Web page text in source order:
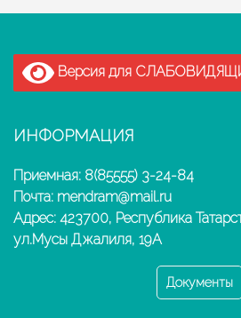
Версия для
ИНФОРМАЦИЯ
Приемная: 8(85555) 3-24-84
Почта: mendram@mail.ru
Адрес: 423700, Республика
ул.Мусы Джалиля, 19А
Документы